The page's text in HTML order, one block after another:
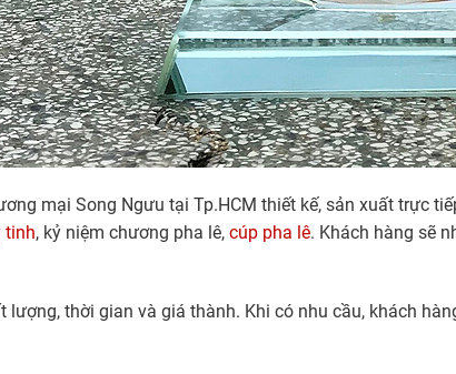
mại Song Ngưu tại Tp.HCM thiết kế, sản xuất trực
tinh, kỷ niệm chương pha lê, cúp pha lê. Khách hàng sẽ
lượng, thời gian và giá thành. Khi có nhu cầu, khách